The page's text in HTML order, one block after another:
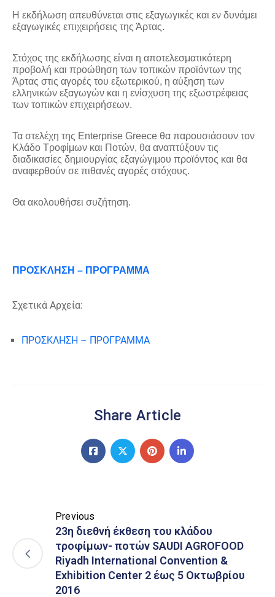
Η εκδήλωση απευθύνεται στις εξαγωγικές και εν δυνάμει
εξαγωγικές επιχειρήσεις της Άρτας.
Στόχος της εκδήλωσης είναι η αποτελεσματικότερη
προβολή και προώθηση των τοπικών προϊόντων της
Άρτας στις αγορές του εξωτερικού, η αύξηση των
ελληνικών εξαγωγών και η ενίσχυση της εξωστρέφειας
των τοπικών επιχειρήσεων.
Τα στελέχη της Enterprise Greece θα παρουσιάσουν τον
Κλάδο Τροφίμων και Ποτών, θα αναπτύξουν τις
διαδικασίες δημιουργίας εξαγώγιμου προϊόντος και θα
αναφερθούν σε πιθανές αγορές στόχους.
Θα ακολουθήσει συζήτηση.
ΠΡΟΣΚΛΗΣΗ – ΠΡΟΓΡΑΜΜΑ
Σχετικά Αρχεία:
ΠΡΟΣΚΛΗΣΗ – ΠΡΟΓΡΑΜΜΑ
Share Article
Previous
23η διεθνή έκθεση του κλάδου
τροφίμων- ποτών SAUDI AGROFOOD
Riyadh International Convention &
Exhibition Center 2 έως 5 Οκτωβρίου
2016